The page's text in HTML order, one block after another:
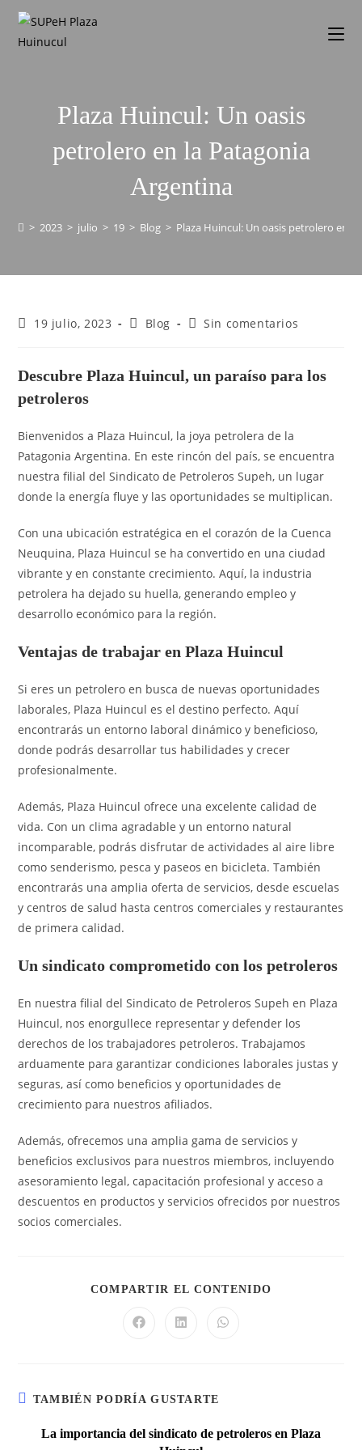
Plaza Huincul: Un oasis
petrolero en la Patagonia
Argentina
> 2023 > julio > 19 > Blog > Plaza Huincul: Un oasis petrolero en
19 julio, 2023 Blog Sin comentarios
Descubre Plaza Huincul, un paraíso para los
petroleros
Bienvenidos a Plaza Huincul, la joya petrolera de la
Patagonia Argentina. En este rincón del país, se encuentra
nuestra filial del Sindicato de Petroleros Supeh, un lugar
donde la energía fluye y las oportunidades se multiplican.
Con una ubicación estratégica en el corazón de la Cuenca
Neuquina, Plaza Huincul se ha convertido en una ciudad
vibrante y en constante crecimiento. Aquí, la industria
petrolera ha dejado su huella, generando empleo y
desarrollo económico para la región.
Ventajas de trabajar en Plaza Huincul
Si eres un petrolero en busca de nuevas oportunidades
laborales, Plaza Huincul es el destino perfecto. Aquí
encontrarás un entorno laboral dinámico y beneficioso,
donde podrás desarrollar tus habilidades y crecer
profesionalmente.
Además, Plaza Huincul ofrece una excelente calidad de
vida. Con un clima agradable y un entorno natural
incomparable, podrás disfrutar de actividades al aire libre
como senderismo, pesca y paseos en bicicleta. También
encontrarás una amplia oferta de servicios, desde escuelas
y centros de salud hasta centros comerciales y restaurantes
de primera calidad.
Un sindicato comprometido con los petroleros
En nuestra filial del Sindicato de Petroleros Supeh en Plaza
Huincul, nos enorgullece representar y defender los
derechos de los trabajadores petroleros. Trabajamos
arduamente para garantizar condiciones laborales justas y
seguras, así como beneficios y oportunidades de
crecimiento para nuestros afiliados.
Además, ofrecemos una amplia gama de servicios y
beneficios exclusivos para nuestros miembros, incluyendo
asesoramiento legal, capacitación profesional y acceso a
descuentos en productos y servicios ofrecidos por nuestros
socios comerciales.
COMPARTIR EL CONTENIDO
TAMBIÉN PODRÍA GUSTARTE
La importancia del sindicato de petroleros en Plaza